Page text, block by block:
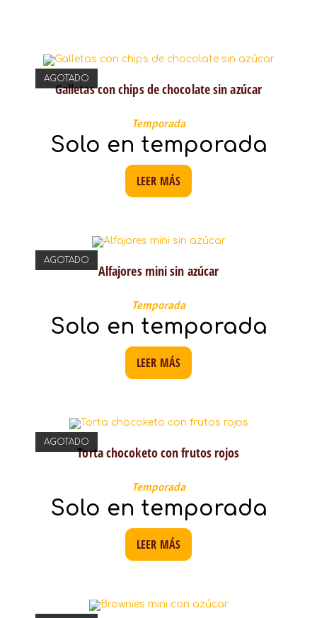
AGOTADO
Galletas con chips de chocolate sin azúcar
Temporada
Solo en temporada
LEER MÁS
AGOTADO
Alfajores mini sin azúcar
Temporada
Solo en temporada
LEER MÁS
AGOTADO
Torta chocoketo con frutos rojos
Temporada
Solo en temporada
LEER MÁS